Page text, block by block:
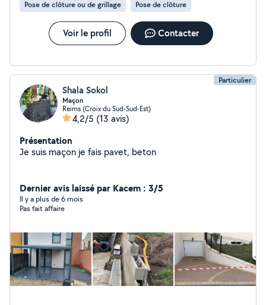
Pose de clôture ou de grillage Pose de clôture
Voir le profil Contacter
Particulier
Shala Sokol
Maçon
Reims (Croix du Sud-Sud-Est)
4,2/5 (13 avis)
Présentation
Je suis maçon je fais pavet, beton
Dernier avis laissé par Kacem : 3/5
Il y a plus de 6 mois
Pas fait affaire